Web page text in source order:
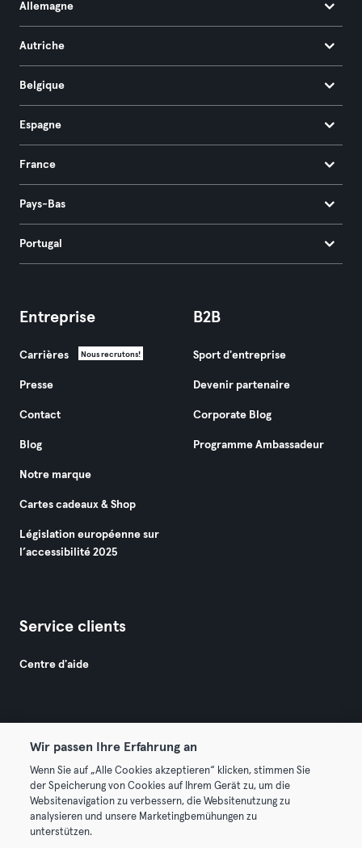
Allemagne
Autriche
Belgique
Espagne
France
Pays-Bas
Portugal
Entreprise
Carrières Nous recrutons!
Presse
Contact
Blog
Notre marque
Cartes cadeaux & Shop
Législation européenne sur
l’accessibilité 2025
B2B
Sport d'entreprise
Devenir partenaire
Corporate Blog
Programme Ambassadeur
Service clients
Centre d'aide
© 2026 Urban Sports Group GmbH. All rights reserved.
Conditions générales Politique de confidentialité
Mentions légales
Wir passen Ihre Erfahrung an
Wenn Sie auf „Alle Cookies akzeptieren“ klicken, stimmen Sie
der Speicherung von Cookies auf Ihrem Gerät zu, um die
Websitenavigation zu verbessern, die Websitenutzung zu
analysieren und unsere Marketingbemühungen zu
unterstützen.